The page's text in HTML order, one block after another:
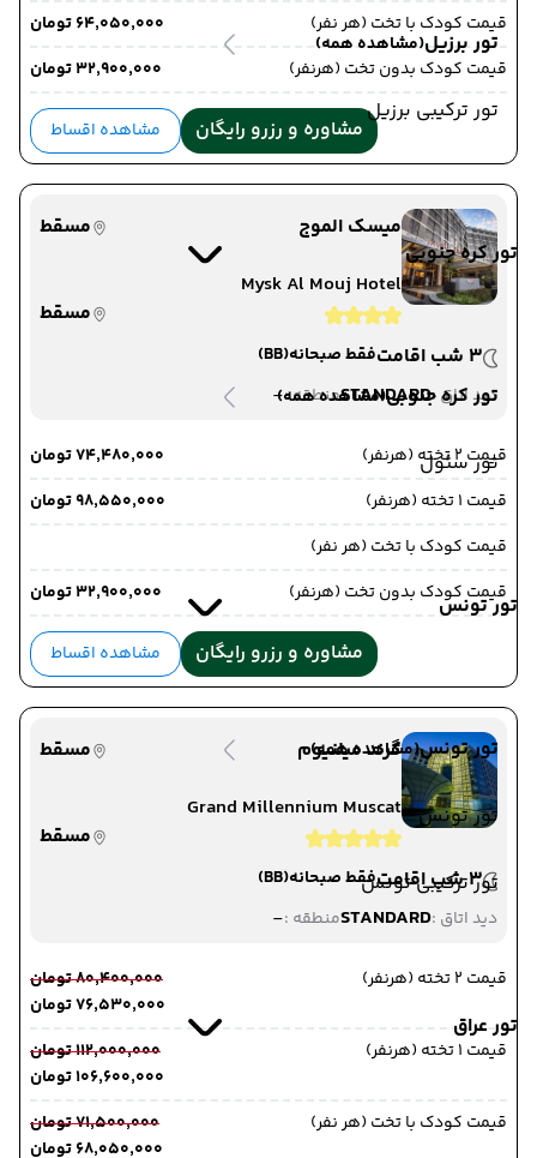
تور برزیل(مشاهده همه)
تور ترکیبی برزیل
تور کره جنوبی
تور کره جنوبی(مشاهده همه)
تور سئول
تور تونس
تور تونس(مشاهده همه)
تور تونس
تور ترکیبی تونس
تور عراق
قیمت کودک با تخت (هر نفر)
۶۴٬۰۵۰٬۰۰۰ تومان
قیمت کودک بدون تخت (هرنفر)
۳۲٬۹۰۰٬۰۰۰ تومان
مشاوره و رزرو رایگان مشاهده اقساط
میسک الموج
مسقط
Mysk Al Mouj Hotel
مسقط
3 شب اقامت
فقط صبحانه(BB)
دید اتاق :STANDARDمنطقه :-
قیمت 2 تخته (هرنفر)
۷۴٬۴۸۰٬۰۰۰ تومان
قیمت 1 تخته (هرنفر)
۹۸٬۵۵۰٬۰۰۰ تومان
قیمت کودک با تخت (هر نفر)
قیمت کودک بدون تخت (هرنفر)
۳۲٬۹۰۰٬۰۰۰ تومان
مشاوره و رزرو رایگان مشاهده اقساط
گرند میلنیوم
مسقط
Grand Millennium Muscat
مسقط
3 شب اقامت
فقط صبحانه(BB)
دید اتاق :STANDARDمنطقه :-
قیمت 2 تخته (هرنفر)
۸۰٬۴۰۰٬۰۰۰ تومان
۷۶٬۵۳۰٬۰۰۰ تومان
قیمت 1 تخته (هرنفر)
۱۱۲٬۰۰۰٬۰۰۰ تومان
۱۰۶٬۶۰۰٬۰۰۰ تومان
قیمت کودک با تخت (هر نفر)
۷۱٬۵۰۰٬۰۰۰ تومان
۶۸٬۰۵۰٬۰۰۰ تومان